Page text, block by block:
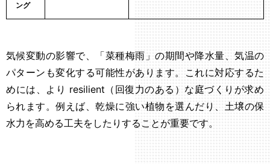
ング
気候変動の影響で、「菜種梅雨」の期間や降水量、気温の
パターンも変化する可能性があります。これに対応するた
めには、より resilient（回復力のある）な庭づくりが求め
られます。例えば、乾燥に強い植物を選んだり、土壌の保
水力を高める工夫をしたりすることが重要です。